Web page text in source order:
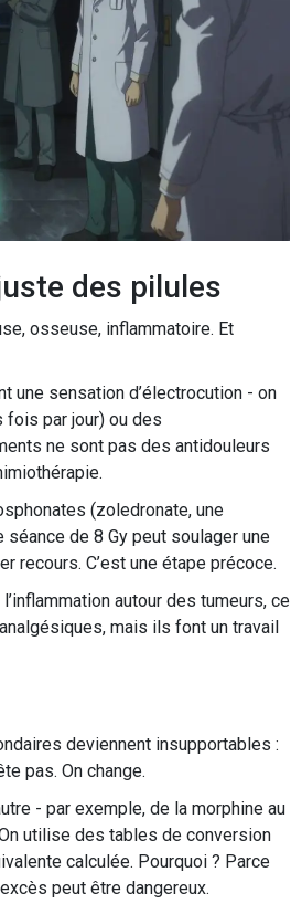
des pilules
osseuse, inflammatoire. Et
une sensation d’électrocution - on
par jour) ou des
ne sont pas des antidouleurs
(zoledronate, une
de 8 Gy peut soulager une
recours. C’est une étape précoce.
autour des tumeurs, ce
mais ils font un travail
deviennent insupportables :
pas. On change.
- par exemple, de la morphine au
utilise des tables de conversion
calculée. Pourquoi ? Parce
peut être dangereux.